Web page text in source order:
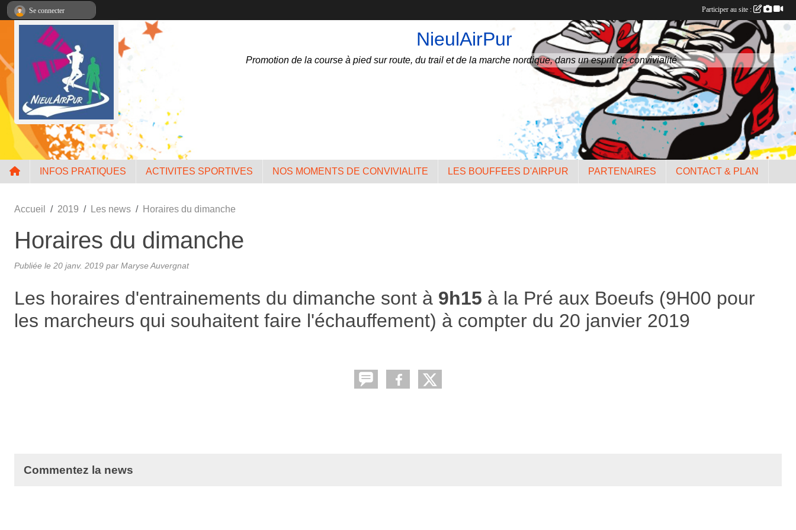
NieulAirPur
Promotion de la course à pied sur route, du trail et de la marche nordique, dans un esprit de convivialité
INFOS PRATIQUES ACTIVITES SPORTIVES NOS MOMENTS DE CONVIVIALITE LES BOUFFEES D'AIRPUR PARTENAIRES CONTACT & PLAN
Accueil 2019 Les news Horaires du dimanche
Horaires du dimanche
Publiée le 20 janv. 2019 par Maryse Auvergnat
Les horaires d'entrainements du dimanche sont à 9h15 à la Pré aux Boeufs (9H00 pour
les marcheurs qui souhaitent faire l'échauffement) à compter du 20 janvier 2019
Commentez la news
Se connecter Participer au site :
Panneau de gestion des cookies